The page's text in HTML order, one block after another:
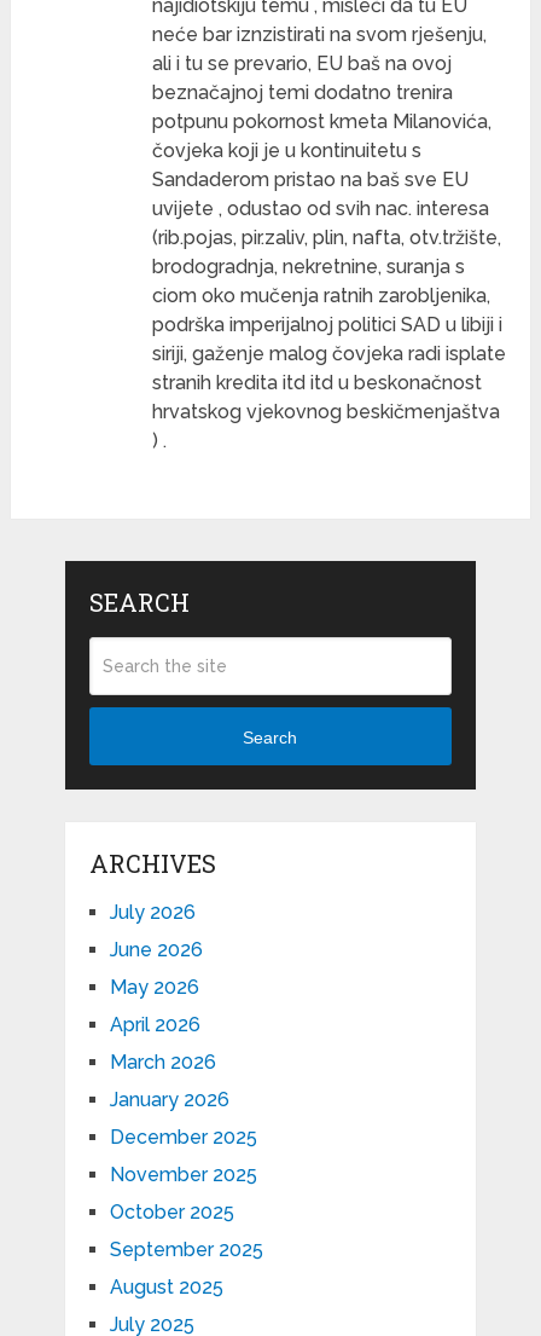
najidiotskiju temu , misleći da tu EU
neće bar iznzistirati na svom rješenju,
ali i tu se prevario, EU baš na ovoj
beznačajnoj temi dodatno trenira
potpunu pokornost kmeta Milanovića,
čovjeka koji je u kontinuitetu s
Sandaderom pristao na baš sve EU
uvijete , odustao od svih nac. interesa
(rib.pojas, pir.zaliv, plin, nafta, otv.tržište,
brodogradnja, nekretnine, suranja s
ciom oko mučenja ratnih zarobljenika,
podrška imperijalnoj politici SAD u libiji i
siriji, gaženje malog čovjeka radi isplate
stranih kredita itd itd u beskonačnost
hrvatskog vjekovnog beskičmenjaštva
) .
SEARCH
Search
ARCHIVES
July 2026
June 2026
May 2026
April 2026
March 2026
January 2026
December 2025
November 2025
October 2025
September 2025
August 2025
July 2025